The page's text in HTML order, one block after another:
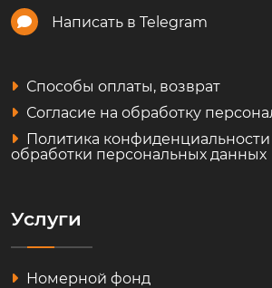
Написать в Telegram
Способы оплаты, возврат
Согласие на обработку
Политика
обработки персональных данных
Услуги
Номерной фонд